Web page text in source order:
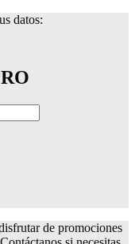
datos:
de promociones